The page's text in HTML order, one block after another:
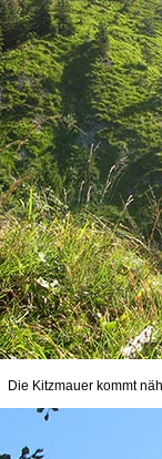
Die Kitzmauer kommt